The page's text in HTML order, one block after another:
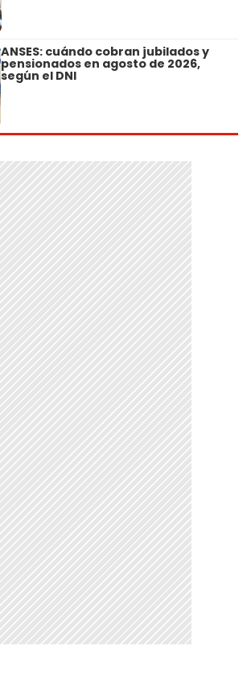
ANSES: cuándo cobran jubilados y
pensionados en agosto de 2026,
según el DNI